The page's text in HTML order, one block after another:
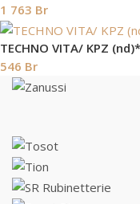
1 763 Br
TECHNO VITA/ KPZ
546 Br